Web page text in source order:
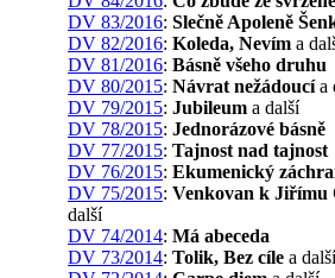
DV 83/2016: Slečně Apoleně
DV 82/2016: Koleda, Nevím a
DV 81/2016: Básně všeho druhu
DV 80/2015: Návrat nežádoucía
DV 79/2015: Jubileum a další
DV 78/2015: Jednorázové básně
DV 77/2015: Tajnost nad tajnost
DV 76/2015: Ekumenický
DV 75/2015: Venkovan k Jiřímu
další
DV 74/2014: Má abeceda
DV 73/2014: Tolik, Bez cíle a další